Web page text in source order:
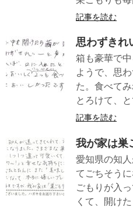
記事を読む
思わずきれ
箱も豪華で
ようで、思
た。食べて
とろけて、
記事を読む
我が家は巣
愛知県の知
てごちそう
ごもりが入
くて、開け